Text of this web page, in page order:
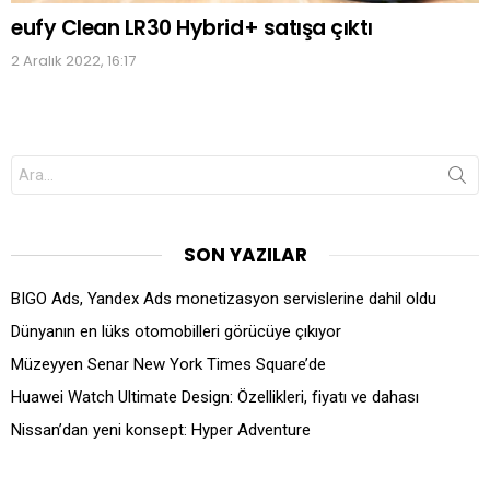
eufy Clean LR30 Hybrid+ satışa çıktı
2 Aralık 2022, 16:17
Search
for:
SON YAZILAR
BIGO Ads, Yandex Ads monetizasyon servislerine dahil oldu
Dünyanın en lüks otomobilleri görücüye çıkıyor
Müzeyyen Senar New York Times Square’de
Huawei Watch Ultimate Design: Özellikleri, fiyatı ve dahası
Nissan’dan yeni konsept: Hyper Adventure